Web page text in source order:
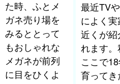
た時、ふとメ
ガネ売り場を
みるととって
もおしゃれな
メガネが前列
に目をひくよ
最近TV
によく
近くが紹
れます。
ここで
育って